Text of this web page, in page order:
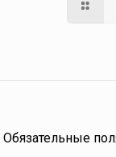
Обязательные